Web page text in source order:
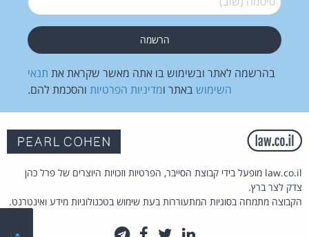
בהרשמה לאתר ובשימוש בו אתה מאשר שקראת את תנאי
השימוש באתר ומדיניות הפרטיות והסכמת להם.
law.co.il מופעל בידי קבוצת הסייבר, הפרטיות וזכויות היוצרים של פרל כהן
צדק לצר ברץ.
הקבוצה מתמחה בסוגיות המתעוררות בעת שימוש בטכנולוגיות מידע ואינטרנט.